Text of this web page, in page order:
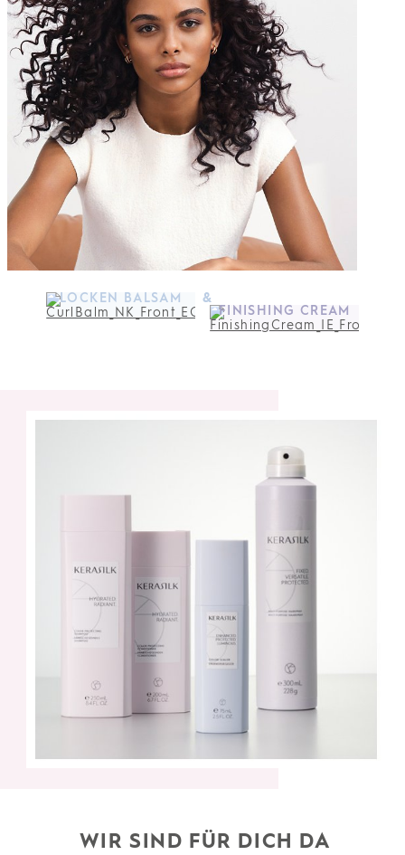
LOCKEN BALSAM
&
FINISHING CREAM
WIR SIND FÜR DICH DA